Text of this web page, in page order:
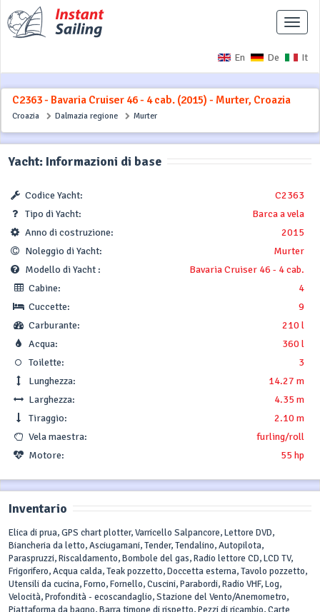
En De It
C2363 - Bavaria Cruiser 46 - 4 cab. (2015) - Murter, Croazia
Croazia Dalmazia regione Murter
Yacht: Informazioni di base
Codice Yacht:
C2363
Tipo di Yacht:
Barca a vela
Anno di costruzione:
2015
Noleggio di Yacht:
Murter
Modello di Yacht :
Bavaria Cruiser 46 - 4 cab.
Cabine:
4
Cuccette:
9
Carburante:
210 l
Acqua:
360 l
Toilette:
3
Lunghezza:
14.27 m
Larghezza:
4.35 m
Tiraggio:
2.10 m
Vela maestra:
furling/roll
Motore:
55 hp
Inventario
Elica di prua, GPS chart plotter, Varricello Salpancore, Lettore DVD,
Biancheria da letto, Asciugamani, Tender, Tendalino, Autopilota,
Paraspruzzi, Riscaldamento, Bombole del gas, Radio lettore CD, LCD TV,
Frigorifero, Acqua calda, Teak pozzetto, Doccetta esterna, Tavolo pozzetto,
Utensili da cucina, Forno, Fornello, Cuscini, Parabordi, Radio VHF, Log,
Velocità, Profondità - ecoscandaglio, Stazione del Vento/Anemometro,